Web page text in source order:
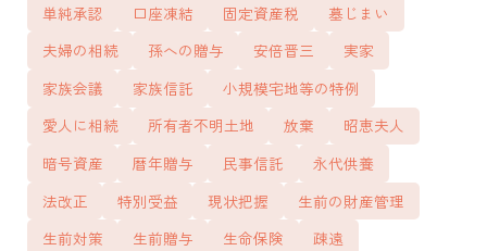
単純承認
口座凍結 固定資産税
墓じまい
夫婦の相続
孫への贈与 安倍晋三
実家
家族会議
家族信託
小規模宅地等の特例
愛人に相続
所有者不明土地 放棄
昭恵夫人
暗号資産
暦年贈与 民事信託
永代供養
法改正
特別受益 現状把握
生前の財産管理
生前対策
生前贈与 生命保険
疎遠